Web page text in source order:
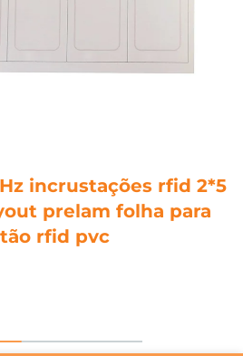
incrustações rfid 2*5
prelam folha para
rfid pvc